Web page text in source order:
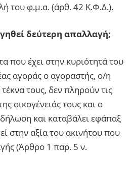
του φ.μ.α. (άρθ. 42 Κ.Φ.Δ.).
δεύτερη απαλλαγή;
που έχει στην κυριότητά του
αγοράς ο αγοραστής, ο/η
τους, δεν πληρούν τις
οικογένειάς τους και ο
και καταβάλει εφάπαξ
στην αξία του ακινήτου που
(Άρθρο 1 παρ. 5 ν.